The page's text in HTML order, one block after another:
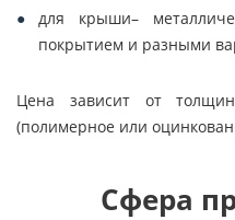
для крыши–
покрытием и разными
Цена зависит от
(полимерное или
Сфера